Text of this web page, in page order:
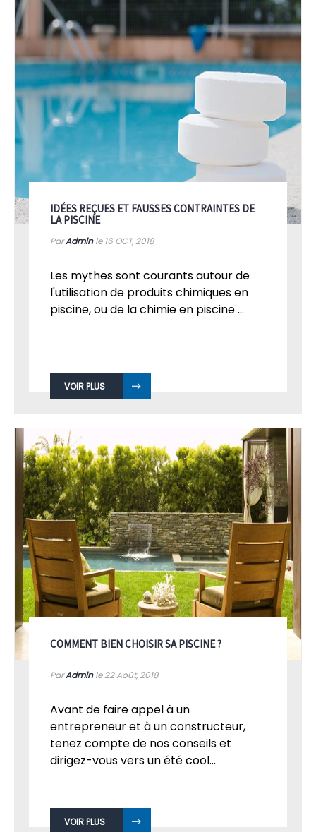
IDÉES REÇUES ET FAUSSES CONTRAINTES DE
LA PISCINE
ParAdminle 16 OCT, 2018
Les mythes sont courants autour de
l'utilisation de produits chimiques en
piscine, ou de la chimie en piscine ...
VOIR PLUS
COMMENT BIEN CHOISIR SA PISCINE ?
ParAdminle 22Août, 2018
Avant de faire appel à un
entrepreneur et à un constructeur,
tenez compte de nos conseils et
dirigez-vous vers un été cool...
VOIR PLUS